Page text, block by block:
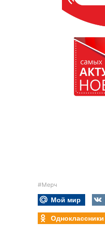
#Мерч
Мой мир
Одноклассники